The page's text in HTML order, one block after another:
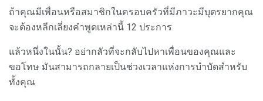
ถ้าคุณมีเพื่อนหรือสมาชิกในครอบครัวที่มีภาวะมีบุตรยากคุณ
จะต้องหลีกเลี่ยงคำพูดเหล่านี้ 12 ประการ
แล้วหนึ่งในนั้น? อย่ากลัวที่จะกลับไปหาเพื่อนของคุณและ
ขอโทษ มันสามารถกลายเป็นช่วงเวลาแห่งการบำบัดสำหรับ
ทั้งคุณ